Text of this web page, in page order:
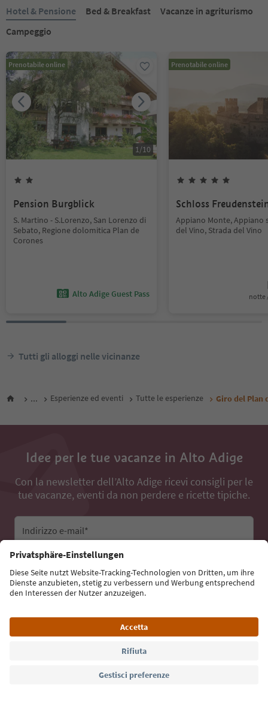
Hotel & Pensione Bed & Breakfast
Vacanze in agriturismo
Campeggio
Prenotabile online
1/10
Pension Burgblick
S. Martino - S.Lorenzo, San Lorenzo di
Sebato, Regione dolomitica Plan de
Corones
Alto Adige Guest Pass
Prenotabile online
Schloss
Appiano Monte, Appiano
del Vino, Strada del Vino
notte
Tutti gli alloggi nelle vicinanze
... Esperienze ed eventi Tutte le esperienze Giro del Plan
Idee per le tue vacanze in Alto Adige
Con la newsletter dell’Alto Adige ricevi consigli per le
tue vacanze, eventi da non perdere e ricette tipiche.
Indirizzo e-mail*
Iscriviti alla newsletter